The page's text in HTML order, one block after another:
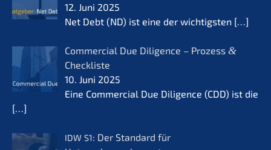
12. Juni 2025
Net Debt (ND) ist eine der wichtigs­ten […]
Commer­cial Due Diligence – Prozess &
Checkliste
10. Juni 2025
Eine Commer­cial Due Diligence (CDD) ist die
[…]
IDW S1: Der Standard für